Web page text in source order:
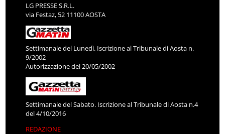
LG PRESSE S.R.L.
via Festaz, 52 11100 AOSTA
Settimanale del Lunedì. Iscrizione al Tribunale di Aosta n.
9/2002
Autorizzazione del 20/05/2002
Settimanale del Sabato. Iscrizione al Tribunale di Aosta n.4
del 4/10/2016
REDAZIONE